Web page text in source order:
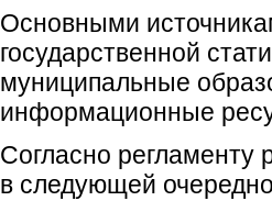
Основными
государственной
муниципальные
информационные
Согласно
в следующей